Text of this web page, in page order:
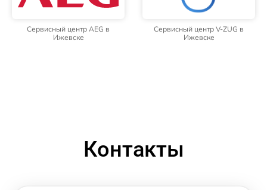
Сервисный центр AEG в
Ижевске
Сервисный центр V-ZUG в
Ижевске
Контакты